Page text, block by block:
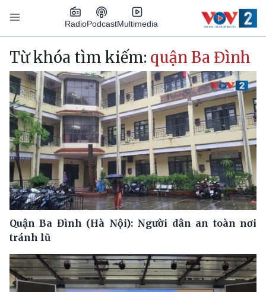
Nhảy đến nội dung
RadioPodcastMultimedia
Main navigation
Từ khóa tìm kiếm: quận Ba Đình
Quận Ba Đình (Hà Nội): Người dân an toàn nơi
tránh lũ